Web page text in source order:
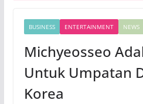
BUSINESS ENTERTAINMENT NEWS
Michyeosseo
Untuk Umpatan
Korea